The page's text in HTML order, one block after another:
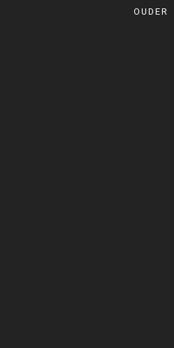
OUDER